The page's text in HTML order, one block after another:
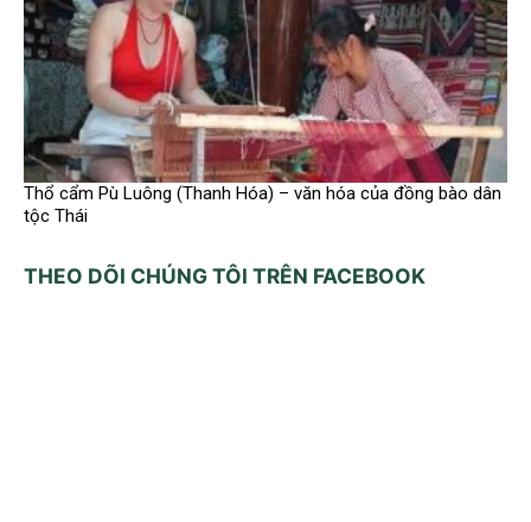
Thổ cẩm Pù Luông (Thanh Hóa) – văn hóa của đồng bào dân
tộc Thái
THEO DÕI CHÚNG TÔI TRÊN FACEBOOK